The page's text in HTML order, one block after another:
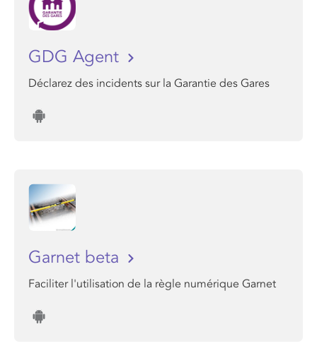
GDG Agent
Déclarez des incidents sur la Garantie des Gares
Garnet beta
Faciliter l'utilisation de la règle numérique Garnet